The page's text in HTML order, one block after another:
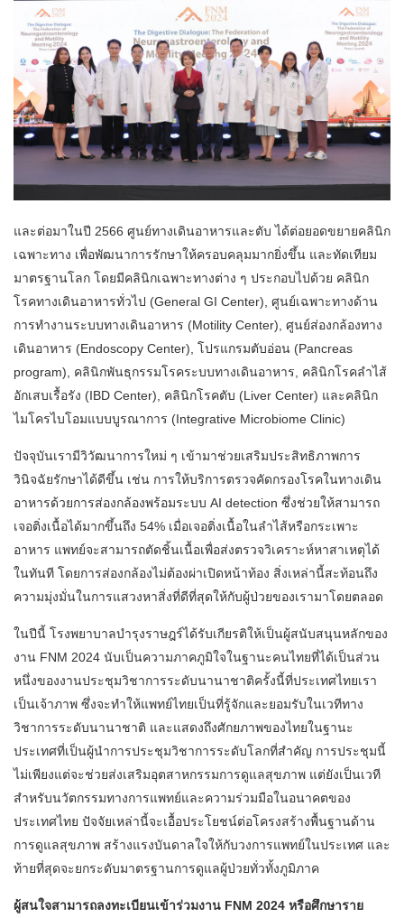
และต่อมาในปี 2566 ศูนย์ทางเดินอาหารและตับ ได้ต่อยอดขยายคลินิก
เฉพาะทาง เพื่อพัฒนาการรักษาให้ครอบคลุมมากยิ่งขึ้น และทัดเทียม
มาตรฐานโลก โดยมีคลินิกเฉพาะทางต่าง ๆ ประกอบไปด้วย คลินิก
โรคทางเดินอาหารทั่วไป (General GI Center), ศูนย์เฉพาะทางด้าน
การทำงานระบบทางเดินอาหาร (Motility Center), ศูนย์ส่องกล้องทาง
เดินอาหาร (Endoscopy Center), โปรแกรมตับอ่อน (Pancreas
program), คลินิกพันธุกรรมโรคระบบทางเดินอาหาร, คลินิกโรคลำไส้
อักเสบเรื้อรัง (IBD Center), คลินิกโรคตับ (Liver Center) และคลินิก
ไมโครไบโอมแบบบูรณาการ (Integrative Microbiome Clinic)
ปัจจุบันเรามีวิวัฒนาการใหม่ ๆ เข้ามาช่วยเสริมประสิทธิภาพการ
วินิจฉัยรักษาได้ดีขึ้น เช่น การให้บริการตรวจคัดกรองโรคในทางเดิน
อาหารด้วยการส่องกล้องพร้อมระบบ AI detection ซึ่งช่วยให้สามารถ
เจอติ่งเนื้อได้มากขึ้นถึง 54% เมื่อเจอติ่งเนื้อในลำไส้หรือกระเพาะ
อาหาร แพทย์จะสามารถตัดชิ้นเนื้อเพื่อส่งตรวจวิเคราะห์หาสาเหตุได้
ในทันที โดยการส่องกล้องไม่ต้องผ่าเปิดหน้าท้อง สิ่งเหล่านี้สะท้อนถึง
ความมุ่งมั่นในการแสวงหาสิ่งที่ดีที่สุดให้กับผู้ป่วยของเรามาโดยตลอด
ในปีนี้ โรงพยาบาลบำรุงราษฎร์ได้รับเกียรติให้เป็นผู้สนับสนุนหลักของ
งาน FNM 2024 นับเป็นความภาคภูมิใจในฐานะคนไทยที่ได้เป็นส่วน
หนึ่งของงานประชุมวิชาการระดับนานาชาติครั้งนี้ที่ประเทศไทยเรา
เป็นเจ้าภาพ ซึ่งจะทำให้แพทย์ไทยเป็นที่รู้จักและยอมรับในเวทีทาง
วิชาการระดับนานาชาติ และแสดงถึงศักยภาพของไทยในฐานะ
ประเทศที่เป็นผู้นำการประชุมวิชาการระดับโลกที่สำคัญ การประชุมนี้
ไม่เพียงแต่จะช่วยส่งเสริมอุตสาหกรรมการดูแลสุขภาพ แต่ยังเป็นเวที
สำหรับนวัตกรรมทางการแพทย์และความร่วมมือในอนาคตของ
ประเทศไทย ปัจจัยเหล่านี้จะเอื้อประโยชน์ต่อโครงสร้างพื้นฐานด้าน
การดูแลสุขภาพ สร้างแรงบันดาลใจให้กับวงการแพทย์ในประเทศ และ
ท้ายที่สุดจะยกระดับมาตรฐานการดูแลผู้ป่วยทั่วทั้งภูมิภาค
ผู้สนใจสามารถลงทะเบียนเข้าร่วมงาน FNM 2024 หรือศึกษาราย